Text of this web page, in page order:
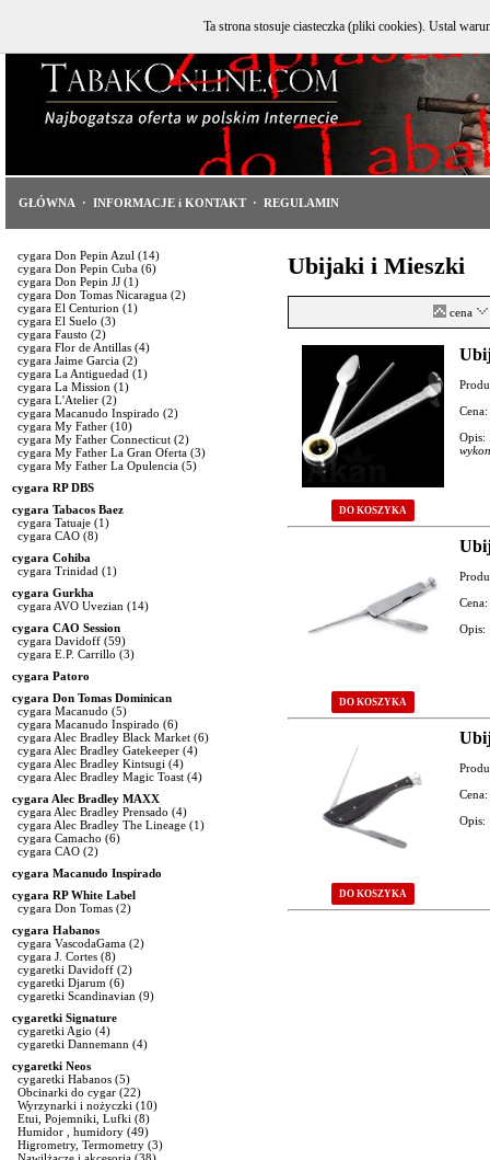
GŁÓWNA · INFORMACJE i KONTAKT · REGULAMIN
cygara Don Pepin Azul (14)
cygara Don Pepin Cuba (6)
cygara Don Pepin JJ (1)
cygara Don Tomas Nicaragua (2)
cygara El Centurion (1)
cygara El Suelo (3)
cygara Fausto (2)
cygara Flor de Antillas (4)
cygara Jaime Garcia (2)
cygara La Antiguedad (1)
cygara La Mission (1)
cygara L'Atelier (2)
cygara Macanudo Inspirado (2)
cygara My Father (10)
cygara My Father Connecticut (2)
cygara My Father La Gran Oferta (3)
cygara My Father La Opulencia (5)
cygara RP DBS
cygara Tabacos Baez
cygara Tatuaje (1)
cygara CAO (8)
cygara Cohiba
cygara Trinidad (1)
cygara Gurkha
cygara AVO Uvezian (14)
cygara CAO Session
cygara Davidoff (59)
cygara E.P. Carrillo (3)
cygara Patoro
cygara Don Tomas Dominican
cygara Macanudo (5)
cygara Macanudo Inspirado (6)
cygara Alec Bradley Black Market (6)
cygara Alec Bradley Gatekeeper (4)
cygara Alec Bradley Kintsugi (4)
cygara Alec Bradley Magic Toast (4)
cygara Alec Bradley MAXX
cygara Alec Bradley Prensado (4)
cygara Alec Bradley The Lineage (1)
cygara Camacho (6)
cygara CAO (2)
cygara Macanudo Inspirado
cygara RP White Label
cygara Don Tomas (2)
cygara Habanos
cygara VascodaGama (2)
cygara J. Cortes (8)
cygaretki Davidoff (2)
cygaretki Djarum (6)
cygaretki Scandinavian (9)
cygaretki Signature
cygaretki Agio (4)
cygaretki Dannemann (4)
cygaretki Neos
cygaretki Habanos (5)
Obcinarki do cygar (22)
Wyrzynarki i nożyczki (10)
Etui, Pojemniki, Lufki (8)
Humidor , humidory (49)
Higrometry, Termometry (3)
Ubijaki i Mieszki
cena
DO KOSZYKA
Cena:
Opis:
DO KOSZYKA
Cena:
Opis:
DO KOSZYKA
Cena:
Opis:
Ta strona stosuje ciasteczka (pliki cookies). Ustal